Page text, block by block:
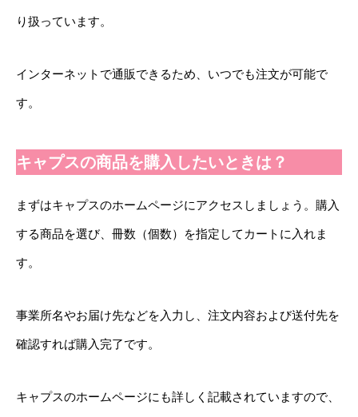
り扱っています。
インターネットで通販できるため、いつでも注文が可能で
す。
キャプスの商品を購入したいときは？
まずはキャプスのホームページにアクセスしましょう。購入
する商品を選び、冊数（個数）を指定してカートに入れま
す。
事業所名やお届け先などを入力し、注文内容および送付先を
確認すれば購入完了です。
キャプスのホームページにも詳しく記載されていますので、